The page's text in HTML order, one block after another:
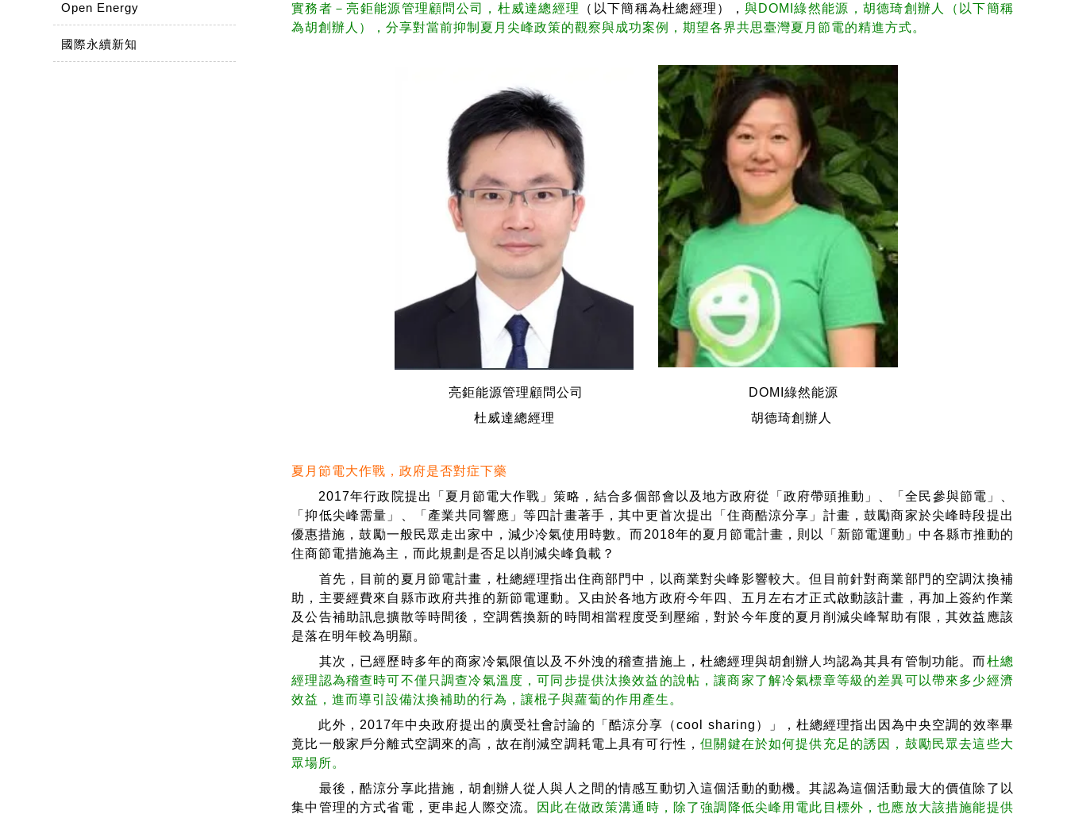
Open Energy
國際永續新知
實務者－亮鉅能源管理顧問公司，杜威達總經理
（以下簡稱為杜總經理）， 與DOMI綠然能源，胡德琦創辦人（以下簡稱
為胡創辦人），分享對當前抑制夏月尖峰政策的觀察與成功案例，期望各界共思臺灣夏月節電的精進方式。
亮鉅能源管理顧問公司
杜威達總經理
DOMI綠然能源
胡德琦創辦人
夏月節電大作戰，政府是否對症下藥
2017年行政院提出「夏月節電大作戰」策略，結合多個部會以及地方政府從「政府帶頭推動」、「全民參與節電」、
「抑低尖峰需量」、「產業共同響應」等四計畫著手，其中更首次提出「住商酷涼分享」計畫，鼓勵商家於尖峰時段提出
優惠措施，鼓勵一般民眾走出家中，減少冷氣使用時數。而2018年的夏月節電計畫，則以「新節電運動」中各縣市推動的
住商節電措施為主，而此規劃是否足以削減尖峰負載？
首先，目前的夏月節電計畫，杜總經理指出住商部門中，以商業對尖峰影響較大。但目前針對商業部門的空調汰換補
助，主要經費來自縣市政府共推的新節電運動。又由於各地方政府今年四、五月左右才正式啟動該計畫，再加上簽約作業
及公告補助訊息擴散等時間後，空調舊換新的時間相當程度受到壓縮，對於今年度的夏月削減尖峰幫助有限，其效益應該
是落在明年較為明顯。
其次，已經歷時多年的商家冷氣限值以及不外洩的稽查措施上，杜總經理與胡創辦人均認為其具有管制功能。而杜總
經理認為稽查時可不僅只調查冷氣溫度，可同步提供汰換效益的說帖，讓商家了解冷氣標章等級的差異可以帶來多少經濟
效益，進而導引設備汰換補助的行為，讓棍子與蘿蔔的作用產生。
此外，2017年中央政府提出的廣受社會討論的「酷涼分享（cool sharing）」，杜總經理指出因為中央空調的效率畢
竟比一般家戶分離式空調來的高，故在削減空調耗電上具有可行性，但關鍵在於如何提供充足的誘因，鼓勵民眾去這些大
眾場所。
最後，酷涼分享此措施，胡創辦人從人與人之間的情感互動切入這個活動的動機。其認為這個活動最大的價值除了以
集中管理的方式省電，更串起人際交流。
因此在做政策溝通時，除了強調降低尖峰用電此目標外，也應放大該措施能提供